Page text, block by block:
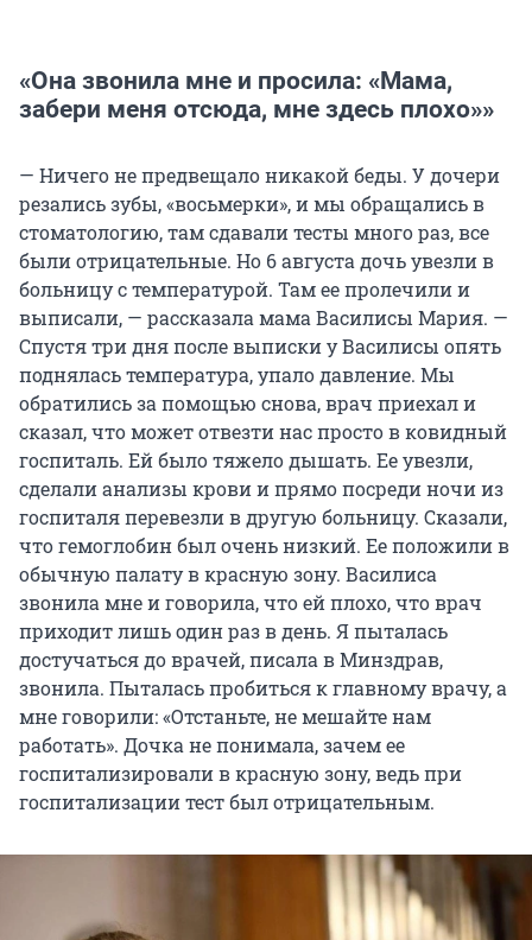
«Она звонила мне и просила: «Мама,
забери меня отсюда, мне здесь плохо»»
— Ничего не предвещало никакой беды. У дочери
резались зубы, «восьмерки», и мы обращались в
стоматологию, там сдавали тесты много раз, все
были отрицательные. Но 6 августа дочь увезли в
больницу с температурой. Там ее пролечили и
выписали, — рассказала мама Василисы Мария. —
Спустя три дня после выписки у Василисы опять
поднялась температура, упало давление. Мы
обратились за помощью снова, врач приехал и
сказал, что может отвезти нас просто в ковидный
госпиталь. Ей было тяжело дышать. Ее увезли,
сделали анализы крови и прямо посреди ночи из
госпиталя перевезли в другую больницу. Сказали,
что гемоглобин был очень низкий. Ее положили в
обычную палату в красную зону. Василиса
звонила мне и говорила, что ей плохо, что врач
приходит лишь один раз в день. Я пыталась
достучаться до врачей, писала в Минздрав,
звонила. Пыталась пробиться к главному врачу, а
мне говорили: «Отстаньте, не мешайте нам
работать». Дочка не понимала, зачем ее
госпитализировали в красную зону, ведь при
госпитализации тест был отрицательным.